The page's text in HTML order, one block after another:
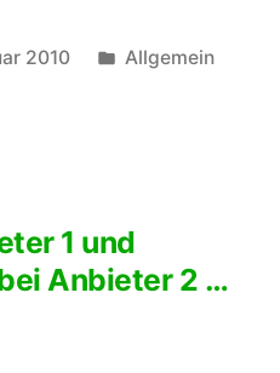
2010
Veröffentlicht
Allgemein
1 und
Anbieter 2 …